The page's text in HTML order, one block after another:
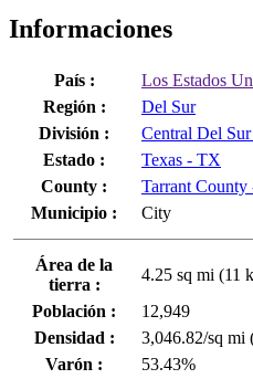
Informaciones
País :
Los Estados
Región :
Del Sur
División :
Central Del
Estado :
Texas - TX
County :
Tarrant County
Municipio :
City
Área de la
tierra :
4.25 sq mi (11
Población :
12,949
Densidad :
3,046.82/sq mi
Varón :
53.43%